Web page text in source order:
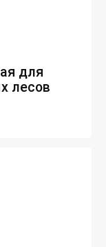
для
лесов